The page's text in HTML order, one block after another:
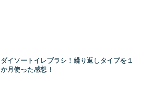
ダイソートイレブラシ！繰り返しタイプを１
か月使った感想！